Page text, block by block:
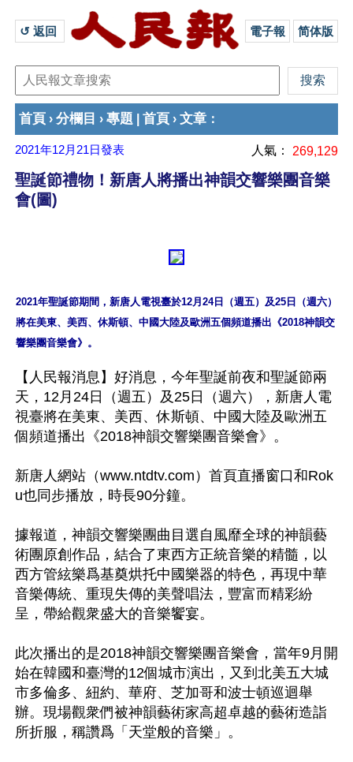
↺ 返回 電子報 简体版
首頁 › 分欄目 › 專題 首頁 › 文章 ：
2021年12月21日發表 人氣： 269,129
聖誕節禮物！新唐人將播出神韻交響樂團音樂
會(圖)
2021年聖誕節期間，新唐人電視臺於12月24日（週五）及25日（週六）
將在美東、美西、休斯頓、中國大陸及歐洲五個頻道播出《2018神韻交
響樂團音樂會》。
【人民報消息】好消息，今年聖誕前夜和聖誕節兩
天，12月24日（週五）及25日（週六），新唐人電
視臺將在美東、美西、休斯頓、中國大陸及歐洲五
個頻道播出《2018神韻交響樂團音樂會》。
新唐人網站（www.ntdtv.com）首頁直播窗口和Rok
u也同步播放，時長90分鐘。
據報道，神韻交響樂團曲目選自風靡全球的神韻藝
術團原創作品，結合了東西方正統音樂的精髓，以
西方管絃樂爲基奠烘托中國樂器的特色，再現中華
音樂傳統、重現失傳的美聲唱法，豐富而精彩紛
呈，帶給觀衆盛大的音樂饗宴。
此次播出的是2018神韻交響樂團音樂會，當年9月開
始在韓國和臺灣的12個城市演出，又到北美五大城
市多倫多、紐約、華府、芝加哥和波士頓巡迴舉
辦。現場觀衆們被神韻藝術家高超卓越的藝術造詣
所折服，稱讚爲「天堂般的音樂」。